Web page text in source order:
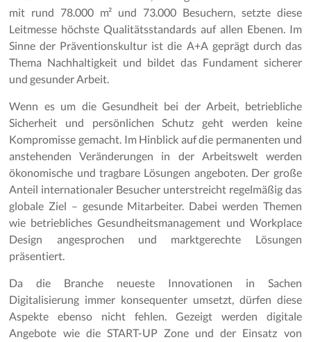
mit rund 78.000 m² und 73.000 Besuchern, setzte diese
Leitmesse höchste Qualitätsstandards auf allen Ebenen. Im
Sinne der Präventionskultur ist die A+A geprägt durch das
Thema Nachhaltigkeit und bildet das Fundament sicherer
und gesunder Arbeit.
Wenn es um die Gesundheit bei der Arbeit, betriebliche
Sicherheit und persönlichen Schutz geht werden keine
Kompromisse gemacht. Im Hinblick auf die permanenten und
anstehenden Veränderungen in der Arbeitswelt werden
ökonomische und tragbare Lösungen angeboten. Der große
Anteil internationaler Besucher unterstreicht regelmäßig das
globale Ziel – gesunde Mitarbeiter. Dabei werden Themen
wie betriebliches Gesundheitsmanagement und Workplace
Design angesprochen und marktgerechte Lösungen
präsentiert.
Da die Branche neueste Innovationen in Sachen
Digitalisierung immer konsequenter umsetzt, dürfen diese
Aspekte ebenso nicht fehlen. Gezeigt werden digitale
Angebote wie die START-UP Zone und der Einsatz von